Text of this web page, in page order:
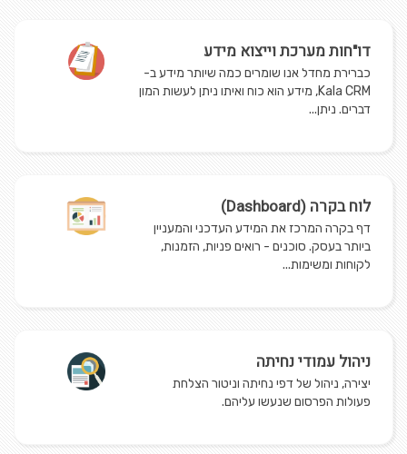
דו"חות מערכת וייצוא מידע
כברירת מחדל אנו שומרים כמה שיותר מידע ב-
Kala CRM, מידע הוא כוח ואיתו ניתן לעשות המון
דברים. ניתן...
לוח בקרה (Dashboard)
דף בקרה המרכז את המידע העדכני והמעניין
ביותר בעסק. סוכנים - רואים פניות, הזמנות,
לקוחות ומשימות...
ניהול עמודי נחיתה
יצירה, ניהול של דפי נחיתה וניטור הצלחת
פעולות הפרסום שנעשו עליהם.